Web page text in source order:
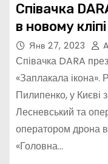
Співачка
в новому кліпі
Янв 27, 2023
Співачка DARA
«Заплакала
Пилипенко, у Києві
Лесневський та
оператором дрона
«Головна…